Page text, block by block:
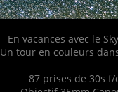
En vacances avec le
Un tour en couleurs
87 prises de 30s f/